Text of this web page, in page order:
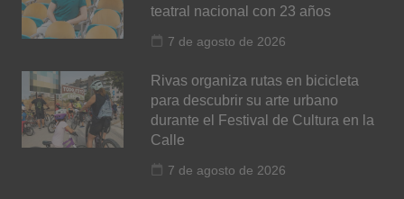
teatral nacional con 23 años
7 de agosto de 2026
Rivas organiza rutas en bicicleta
para descubrir su arte urbano
durante el Festival de Cultura en la
Calle
7 de agosto de 2026